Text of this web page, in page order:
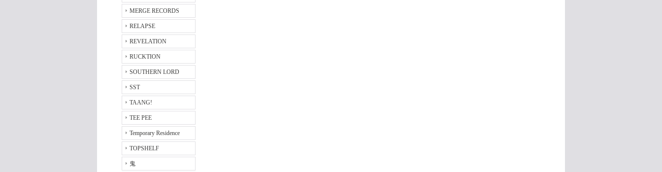
MERGE RECORDS
RELAPSE
REVELATION
RUCKTION
SOUTHERN LORD
SST
TAANG!
TEE PEE
Temporary Residence
TOPSHELF
鬼